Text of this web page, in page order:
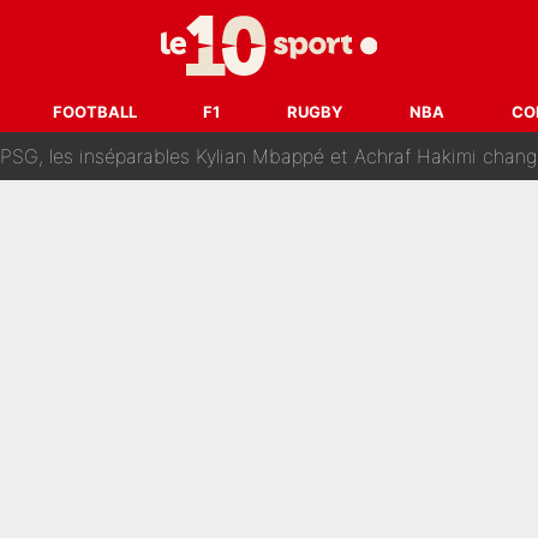
FOOTBALL F1 RUGBY NBA
Kanté : Comme Yan Diomandé, les deux champions du
La Chaîne L’Équipe : Même Olivier Ménard n’avait pas pu empêcher son départ,
les inséparables Kylian Mbappé et Achraf Hakimi